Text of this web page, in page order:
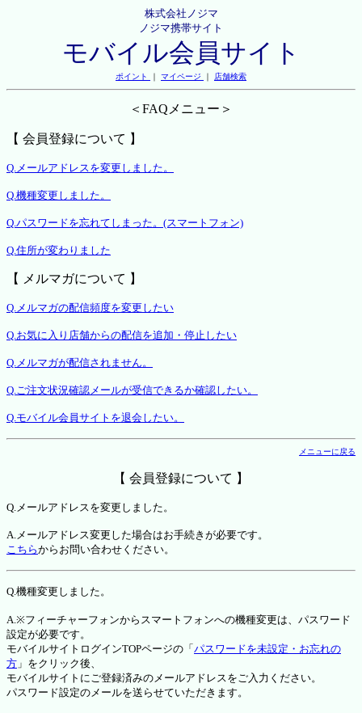
株式会社ノジマ
ノジマ携帯サイト
モバイル会員サイト
ポイント ｜ マイページ ｜ 店舗検索
＜FAQメニュー＞
【 会員登録について 】
Q.メールアドレスを変更しました。
Q.機種変更しました。
Q.パスワードを忘れてしまった。(スマートフォン)
Q.住所が変わりました
【 メルマガについて 】
Q.メルマガの配信頻度を変更したい
Q.お気に入り店舗からの配信を追加・停止したい
Q.メルマガが配信されません。
Q.ご注文状況確認メールが受信できるか確認したい。
Q.モバイル会員サイトを退会したい。
メニューに戻る
【 会員登録について 】
Q.メールアドレスを変更しました。
A.メールアドレス変更した場合はお手続きが必要です。
こちらからお問い合わせください。
Q.機種変更しました。
A.※フィーチャーフォンからスマートフォンへの機種変更は、パスワード
設定が必要です。
モバイルサイトログインTOPページの「 パスワードを未設定・お忘れの
方 」をクリック後、
モバイルサイトにご登録済みのメールアドレスをご入力ください。
パスワード設定のメールを送らせていただきます。